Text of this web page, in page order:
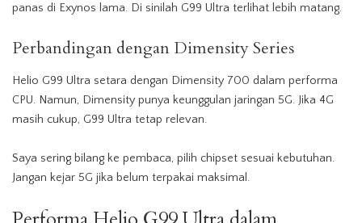
panas di Exynos lama. Di sinilah G99 Ultra terlihat lebih matang.
Perbandingan dengan Dimensity Series
Helio G99 Ultra setara dengan Dimensity 700 dalam performa
CPU. Namun, Dimensity punya keunggulan jaringan 5G. Jika 4G
masih cukup, G99 Ultra tetap relevan.
Saya sering bilang ke pembaca, pilih chipset sesuai kebutuhan.
Jangan kejar 5G jika belum terpakai maksimal.